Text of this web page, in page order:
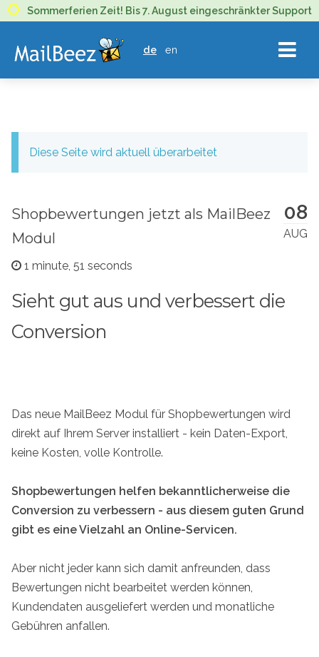
MAILBEEZ
ECOMMERCE
EMAIL
MARKETING
de en
Diese Seite wird aktuell überarbeitet
08
AUG
Shopbewertungen jetzt als MailBeez
Modul
1 minute, 51 seconds
Sieht gut aus und verbessert die
Conversion
Das neue MailBeez Modul für Shopbewertungen wird
direkt auf Ihrem Server installiert - kein Daten-Export,
keine Kosten, volle Kontrolle.
Shopbewertungen helfen bekanntlicherweise die
Conversion zu verbessern - aus diesem guten Grund
gibt es eine Vielzahl an Online-Servicen.
Aber nicht jeder kann sich damit anfreunden, dass
Bewertungen nicht bearbeitet werden können,
Kundendaten ausgeliefert werden und monatliche
Gebühren anfallen.
Sommerferien Zeit! Bis 7. August eingeschränkter Support